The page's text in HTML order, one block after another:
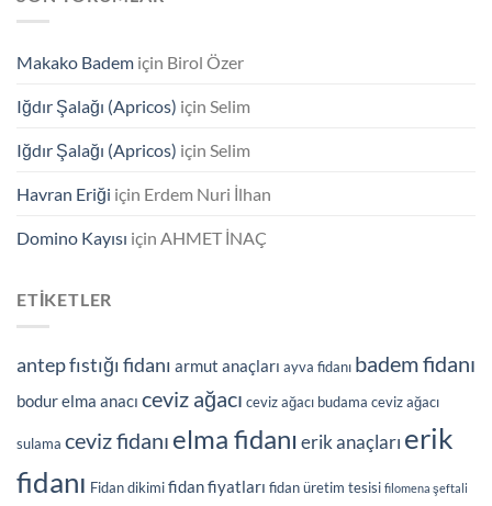
Makako Badem için Birol Özer
Iğdır Şalağı (Apricos) için Selim
Iğdır Şalağı (Apricos) için Selim
Havran Eriği için Erdem Nuri İlhan
Domino Kayısı için AHMET İNAÇ
ETIKETLER
antep fıstığı fidanı armut anaçları ayva fidanı badem fidanı
bodur elma anacı ceviz ağacı ceviz ağacı budama ceviz ağacı
sulama ceviz fidanı elma fidanı erik anaçları erik
fidanı Fidan dikimifidan fiyatları fidan üretim tesisi filomena şeftali